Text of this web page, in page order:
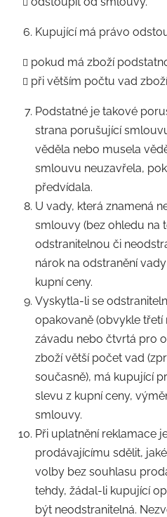
Kupující má právo
pokud má zboží
při větším počtu vad
Podstatné je takové
strana porušující
věděla nebo musela
smlouvu neuzavřela,
předvídala.
U vady, která znamená
smlouvy (bez ohledu na
odstranitelnou či
nárok na odstranění
kupní ceny.
Vyskytla-li se
opakovaně (obvykle
závadu nebo čtvrtá pro
zboží větší počet vad
současně), má kupující
slevu z kupní ceny,
smlouvy.
Při uplatnění reklamace
prodávajícímu sdělit,
volby bez souhlasu
tehdy, žádal-li kupující
být neodstranitelná.